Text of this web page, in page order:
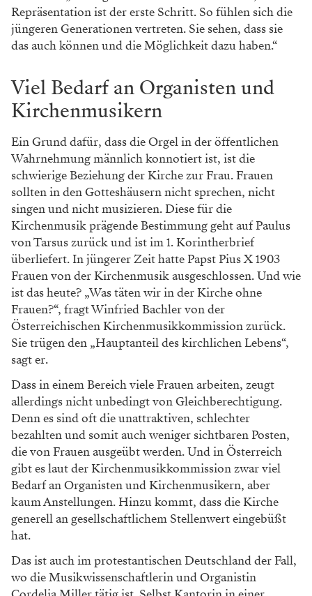
Repräsentation ist der erste Schritt. So fühlen sich die
jüngeren Generationen vertreten. Sie sehen, dass sie
das auch können und die Möglichkeit dazu haben.“
Viel Bedarf an Organisten und
Kirchenmusikern
Ein Grund dafür, dass die Orgel in der öffentlichen
Wahrnehmung männlich konnotiert ist, ist die
schwierige Beziehung der Kirche zur Frau. Frauen
sollten in den Gotteshäusern nicht sprechen, nicht
singen und nicht musizieren. Diese für die
Kirchenmusik prägende Bestimmung geht auf Paulus
von Tarsus zurück und ist im 1. Korintherbrief
überliefert. In jüngerer Zeit hatte Papst Pius X 1903
Frauen von der Kirchenmusik ausgeschlossen. Und wie
ist das heute? „Was täten wir in der Kirche ohne
Frauen?“, fragt Winfried Bachler von der
Österreichischen Kirchenmusikkommission zurück.
Sie trügen den „Hauptanteil des kirchlichen Lebens“,
sagt er.
Dass in einem Bereich viele Frauen arbeiten, zeugt
allerdings nicht unbedingt von Gleichberechtigung.
Denn es sind oft die unattraktiven, schlechter
bezahlten und somit auch weniger sichtbaren Posten,
die von Frauen ausgeübt werden. Und in Österreich
gibt es laut der Kirchenmusikkommission zwar viel
Bedarf an Organisten und Kirchenmusikern, aber
kaum Anstellungen. Hinzu kommt, dass die Kirche
generell an gesellschaftlichem Stellenwert eingebüßt
hat.
Das ist auch im protestantischen Deutschland der Fall,
wo die Musikwissenschaftlerin und Organistin